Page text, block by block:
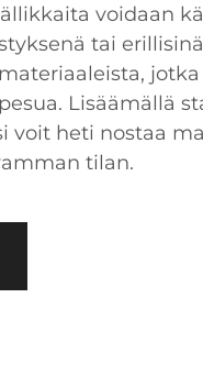
voidaan
tai
Lisäämällä
voit heti nostaa
tilan.